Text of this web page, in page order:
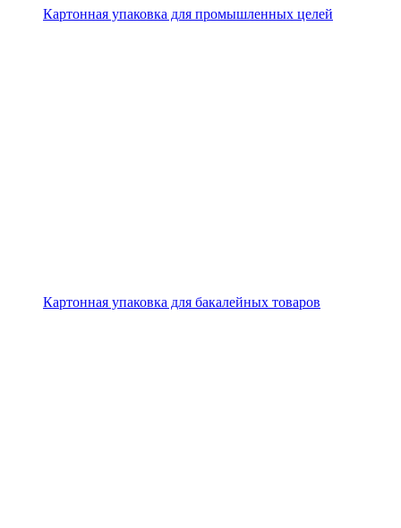
Картонная упаковка для промышленных целей
Картонная упаковка для бакалейных товаров